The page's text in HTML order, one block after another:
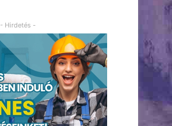
- Hirdetés -